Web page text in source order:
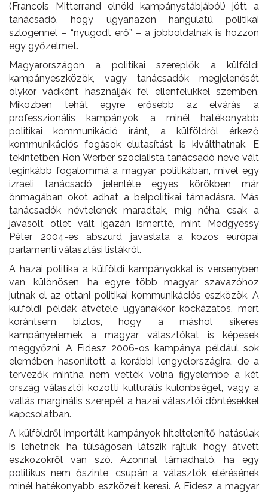
(Francois Mitterrand elnöki kampánystábjából) jött a
tanácsadó, hogy ugyanazon hangulatú politikai
szlogennel – “nyugodt erő” – a jobboldalnak is hozzon
egy győzelmet.
Magyarországon a politikai szereplők a külföldi
kampányeszközök, vagy tanácsadók megjelenését
olykor vádként használják fel ellenfelükkel szemben.
Miközben tehát egyre erősebb az elvárás a
professzionális kampányok, a minél hatékonyabb
politikai kommunikáció iránt, a külföldről érkező
kommunikációs fogások elutasítást is kiválthatnak. E
tekintetben Ron Werber szocialista tanácsadó neve vált
leginkább fogalommá a magyar politikában, mivel egy
izraeli tanácsadó jelenléte egyes körökben már
önmagában okot adhat a belpolitikai támadásra. Más
tanácsadók névtelenek maradtak, míg néha csak a
javasolt ötlet vált igazán ismertté, mint Medgyessy
Péter 2004-es abszurd javaslata a közös európai
parlamenti választási listákról.
A hazai politika a külföldi kampányokkal is versenyben
van, különösen, ha egyre több magyar szavazóhoz
jutnak el az ottani politikai kommunikációs eszközök. A
külföldi példák átvétele ugyanakkor kockázatos, mert
korántsem biztos, hogy a máshol sikeres
kampányelemek a magyar választókat is képesek
meggyőzni. A Fidesz 2006-os kampánya például sok
elemében hasonlított a korábbi lengyelországira, de a
tervezők mintha nem vették volna figyelembe a két
ország választói közötti kulturális különbséget, vagy a
vallás marginális szerepét a hazai választói döntésekkel
kapcsolatban.
A külföldről importált kampányok hiteltelenítő hatásúak
is lehetnek, ha túlságosan látszik rajtuk, hogy átvett
eszközökről van szó. Azonnal támadható, ha egy
politikus nem őszinte, csupán a választók elérésének
minél hatékonyabb eszközeit keresi. A Fidesz a magyar